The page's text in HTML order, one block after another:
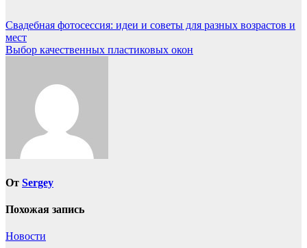
Навигация
по
Свадебная фотосессия: идеи и советы для разных возрастов и
мест
Выбор качественных пластиковых окон
От Sergey
Похожая запись
Новости